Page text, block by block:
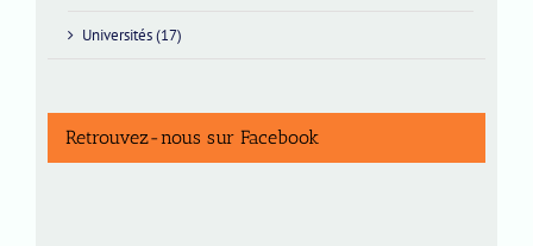
Universités (17)
Retrouvez-nous sur Facebook